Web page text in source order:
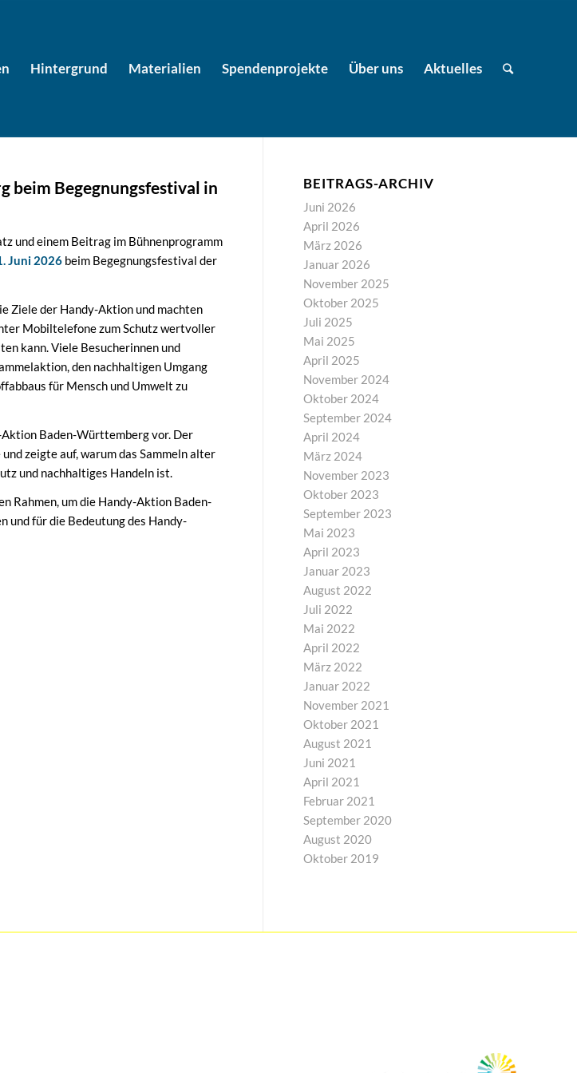
Hintergrund Materialien Spendenprojekte Über uns Aktuelles
Begegnungsfestival in
und einem Beitrag im Bühnenprogramm
Juni 2026 beim Begegnungsfestival der
Ziele der Handy-Aktion und machten
Mobiltelefone zum Schutz wertvoller
kann. Viele Besucherinnen und
den nachhaltigen Umgang
für Mensch und Umwelt zu
Baden-Württemberg vor. Der
zeigte auf, warum das Sammeln alter
und nachhaltiges Handeln ist.
Rahmen, um die Handy-Aktion Baden-
für die Bedeutung des Handy-
BEITRAGS-ARCHIV
Juni 2026
April 2026
März 2026
Januar 2026
November 2025
Oktober 2025
Juli 2025
Mai 2025
April 2025
November 2024
Oktober 2024
September 2024
April 2024
März 2024
November 2023
Oktober 2023
September 2023
Mai 2023
April 2023
Januar 2023
August 2022
Juli 2022
Mai 2022
April 2022
März 2022
Januar 2022
November 2021
Oktober 2021
August 2021
Juni 2021
April 2021
Februar 2021
September 2020
August 2020
Oktober 2019